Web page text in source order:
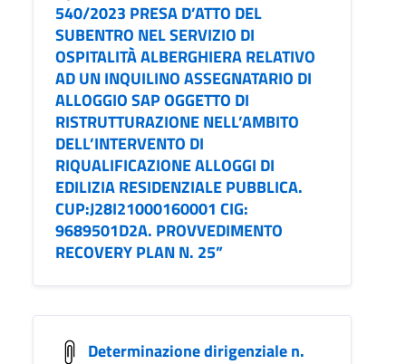
540/2023 PRESA D’ATTO DEL
SUBENTRO NEL SERVIZIO DI
OSPITALITÀ ALBERGHIERA RELATIVO
AD UN INQUILINO ASSEGNATARIO DI
ALLOGGIO SAP OGGETTO DI
RISTRUTTURAZIONE NELL’AMBITO
DELL’INTERVENTO DI
RIQUALIFICAZIONE ALLOGGI DI
EDILIZIA RESIDENZIALE PUBBLICA.
CUP:J28I21000160001 CIG:
9689501D2A. PROVVEDIMENTO
RECOVERY PLAN N. 25”
Determinazione dirigenziale n.